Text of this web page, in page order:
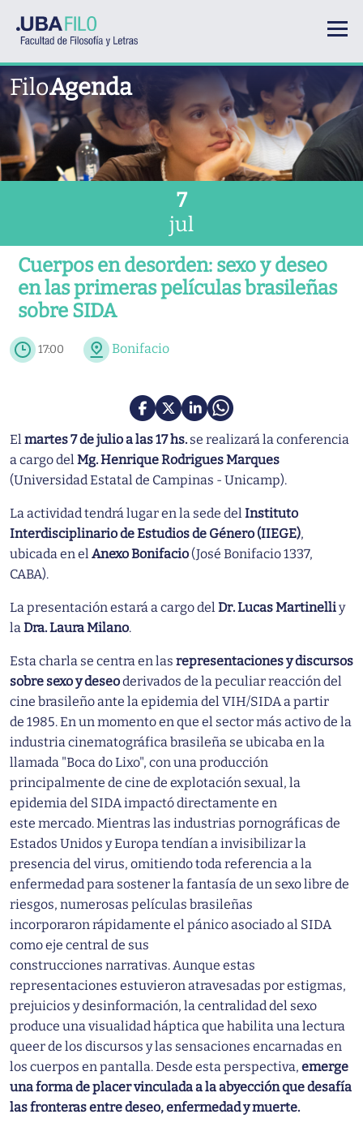
FiloAgenda
7
jul
Cuerpos en desorden: sexo y deseo
en las primeras películas brasileñas
sobre SIDA
17:00 Bonifacio
Elmartes 7 de julio a las 17 hs. se realizará la conferencia
a cargo delMg. Henrique Rodrigues Marques
(Universidad Estatal de Campinas - Unicamp).
La actividad tendrá lugar en la sede delInstituto
Interdisciplinario de Estudios de Género (IIEGE),
ubicada en elAnexo Bonifacio (José Bonifacio 1337,
CABA).
La presentación estará a cargo delDr. Lucas Martinelliy
laDra. Laura Milano.
Esta charla se centra en las representaciones y discursos
sobre sexo y deseoderivados de la peculiar reacción del
cine brasileño ante la epidemia del VIH/SIDA a partir
de 1985. En un momento en que el sector más activo de la
industria cinematográfica brasileña se ubicaba en la
llamada "Boca do Lixo", con una producción
principalmente de cine de explotación sexual, la
epidemia del SIDA impactó directamente en
este mercado. Mientras las industrias pornográficas de
Estados Unidos y Europa tendían a invisibilizar la
presencia del virus, omitiendo toda referencia a la
enfermedad para sostener la fantasía de un sexo libre de
riesgos, numerosas películas brasileñas
incorporaron rápidamente el pánico asociado al SIDA
como eje central de sus
construcciones narrativas. Aunque estas
representaciones estuvieron atravesadas por estigmas,
prejuicios y desinformación, la centralidad del sexo
produce una visualidad háptica que habilita una lectura
queer de los discursos y las sensaciones encarnadas en
los cuerpos en pantalla. Desde esta perspectiva, emerge
una forma de placer vinculada a la abyección que desafía
las fronteras entre deseo, enfermedad y muerte.